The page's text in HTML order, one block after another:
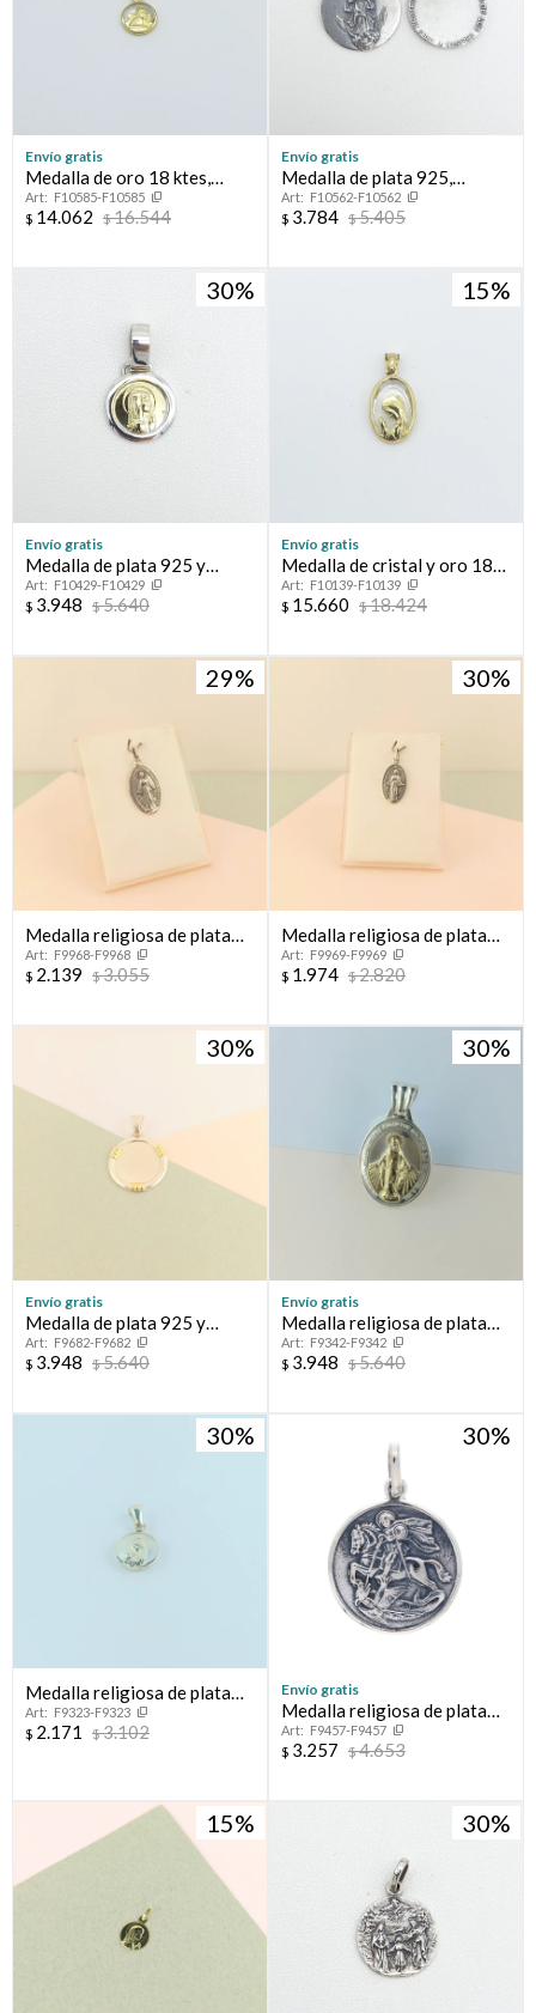
Envío gratis
Medalla de oro 18 ktes,
cristal, ANGEL SAN RAFAEL.
F10585-F10585
$ 14.062 $16.544
Envío gratis
Medalla de plata 925,
VIRGEN DE LOS 33.
F10562-F10562
$ 3.784 $5.405
30
Envío gratis
Medalla de plata 925 y
double en oro 18 ktes,
VIRGEN NIÑA.
F10429-F10429
$ 3.948 $5.640
15
Envío gratis
Medalla de cristal y oro 18
ktes, VIRGEN NIÑA.
F10139-F10139
$ 15.660 $18.424
29
Medalla religiosa de plata
925, MILAGROSA.
F9968-F9968
$ 2.139 $3.055
30
Medalla religiosa de plata
925, MILAGROSA.
F9969-F9969
$ 1.974 $2.820
30
Envío gratis
Medalla de plata 925 y
double en oro 18 ktes.
F9682-F9682
$ 3.948 $5.640
30
Envío gratis
Medalla religiosa de plata
925 y double en oro 18 ktes,
MILAGROSA.B
F9342-F9342
$ 3.948 $5.640
30
Medalla religiosa de plata
925 y nácar, VIRGEN NIÑA.
F9323-F9323
$ 2.171 $3.102
30
Envío gratis
Medalla religiosa de plata
925, SAN JORGE
F9457-F9457
$ 3.257 $4.653
15 30